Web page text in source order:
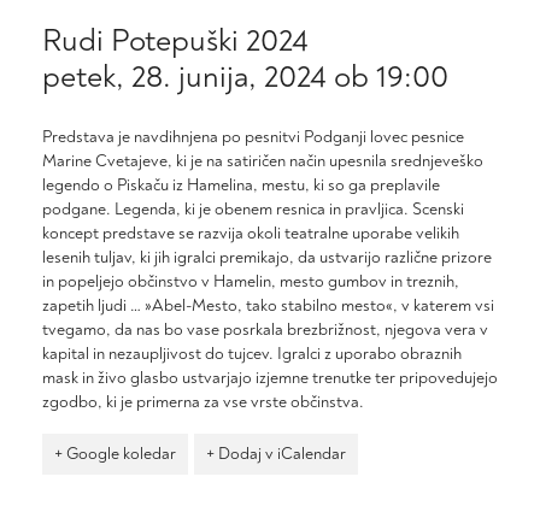
Rudi Potepuški 2024
petek, 28. junija, 2024 ob 19:00
Predstava je navdihnjena po pesnitvi Podganji lovec pesnice
Marine Cvetajeve, ki je na satiričen način upesnila srednjeveško
legendo o Piskaču iz Hamelina, mestu, ki so ga preplavile
podgane. Legenda, ki je obenem resnica in pravljica. Scenski
koncept predstave se razvija okoli teatralne uporabe velikih
lesenih tuljav, ki jih igralci premikajo, da ustvarijo različne prizore
in popeljejo občinstvo v Hamelin, mesto gumbov in treznih,
zapetih ljudi … »Abel-Mesto, tako stabilno mesto«, v katerem vsi
tvegamo, da nas bo vase posrkala brezbrižnost, njegova vera v
kapital in nezaupljivost do tujcev. Igralci z uporabo obraznih
mask in živo glasbo ustvarjajo izjemne trenutke ter pripovedujejo
zgodbo, ki je primerna za vse vrste občinstva.
+ Google koledar + Dodaj v iCalendar